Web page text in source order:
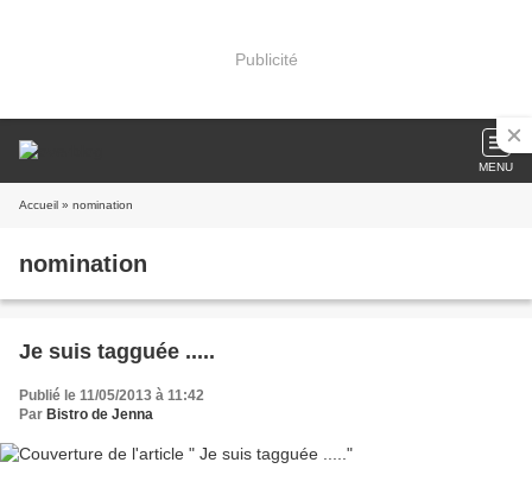
Publicité
MENU
Accueil » nomination
nomination
Je suis tagguée .....
Publié le 11/05/2013 à 11:42
Par Bistro de Jenna